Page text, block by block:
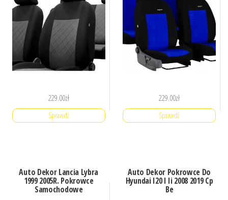
229.00zł
Sprawdź
229.00zł
Sprawdź
Auto Dekor Lancia Lybra
1999 2005R. Pokrowce
Samochodowe
Auto Dekor Pokrowce Do
Hyundai I20 I Ii 2008 2019 Cp
Be